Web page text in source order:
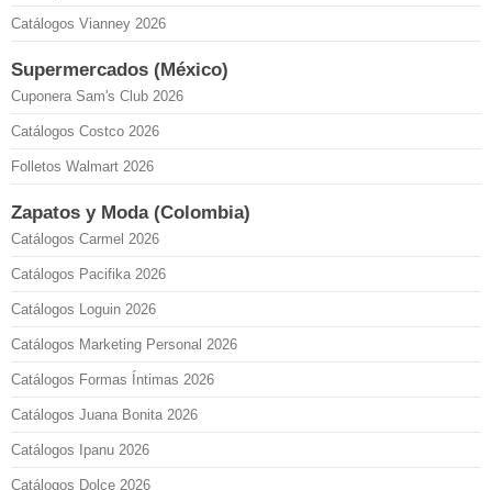
Catálogos Vianney 2026
Supermercados (México)
Cuponera Sam's Club 2026
Catálogos Costco 2026
Folletos Walmart 2026
Zapatos y Moda (Colombia)
Catálogos Carmel 2026
Catálogos Pacifika 2026
Catálogos Loguin 2026
Catálogos Marketing Personal 2026
Catálogos Formas Íntimas 2026
Catálogos Juana Bonita 2026
Catálogos Ipanu 2026
Catálogos Dolce 2026